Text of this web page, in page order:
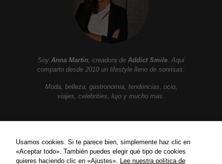
Soy Anna Martin, creadora de Addict Smile. Aqui
comparto desde 2010 un lifestyle lleno de sonrisas:
Moda, belleza, gastronomia, tendencias, ocio,
viajes, celebrities, lujo y mucho mas.
Política de privacidad
Usamos cookies. Si te parece bien, simplemente haz clic en
«Aceptar todo». También puedes elegir qué tipo de cookies
quieres haciendo clic en «Ajustes». Lee nuestra política de